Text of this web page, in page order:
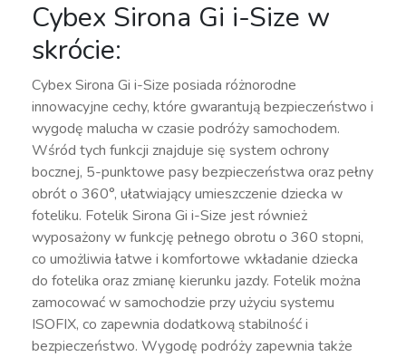
Cybex Sirona Gi i-Size w
skrócie:
Cybex Sirona Gi i-Size posiada różnorodne
innowacyjne cechy, które gwarantują bezpieczeństwo i
wygodę malucha w czasie podróży samochodem.
Wśród tych funkcji znajduje się system ochrony
bocznej, 5-punktowe pasy bezpieczeństwa oraz pełny
obrót o 360°, ułatwiający umieszczenie dziecka w
foteliku. Fotelik Sirona Gi i-Size jest również
wyposażony w funkcję pełnego obrotu o 360 stopni,
co umożliwia łatwe i komfortowe wkładanie dziecka
do fotelika oraz zmianę kierunku jazdy. Fotelik można
zamocować w samochodzie przy użyciu systemu
ISOFIX, co zapewnia dodatkową stabilność i
bezpieczeństwo. Wygodę podróży zapewnia także